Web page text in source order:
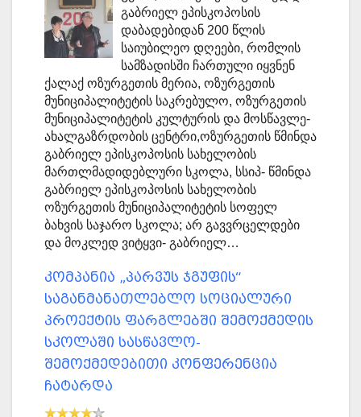
გაბრიელ ეპისკოპოსის
დაბადებიდან 200 წლის
საიუბილეო დღეები, რომლის
სამზადისში ჩართული იყვნენ
ქალაქ ოზურგეთის მერია, ოზურგეთის
მუნიციპალიტეტის საკრებულო, ოზურგეთის
მუნიციპალიტეტის კულტურის და მოსწავლე-
ახალგაზრდობის ცენტრი,ოზურგეთის წმინდა
გაბრიელ ეპისკოპოსის სახელობის
მართლმადიდებლური სკოლა, სსიპ- წმინდა
გაბრიელ ეპისკოპოსის სახელობის
ოზურგეთის მუნიციპალიტეტის სოფელ
ბახვის საჯარო სკოლა; არ გავვრცელდები
და მოკლედ ვიტყვი- გაბრიელ…
კომპანია „პარვუს ჯგუფის“
საგანმანათლებლო სოციალური
პროექტის ფარგლებში შემოქმედის
სკოლაში სასწავლო-
შემოქმედებითი კონფერენცია
ჩატარდა